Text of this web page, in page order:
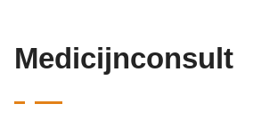
Medicijnconsult